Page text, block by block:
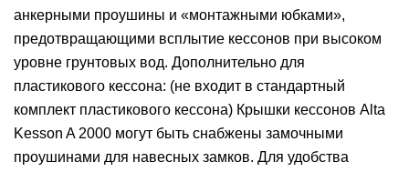
анкерными проушины и «монтажными юбками»,
предотвращающими всплытие кессонов при высоком
уровне грунтовых вод. Дополнительно для
пластикового кессона: (не входит в стандартный
комплект пластикового кессона) Крышки кессонов Alta
Kesson A 2000 могут быть снабжены замочными
проушинами для навесных замков. Для удобства